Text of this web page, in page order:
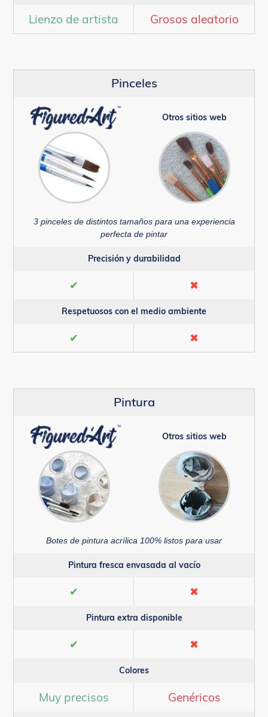
Lienzo de artista Grosos aleatorio
Pinceles
Otros sitios web
3 pinceles de distintos tamaños para una experiencia
perfecta de pintar
Precisión y durabilidad
✔ ✖
Respetuosos con el medio ambiente
✔ ✖
Pintura
Otros sitios web
Botes de pintura acrílica 100% listos para usar
Pintura fresca envasada al vacío
✔ ✖
Pintura extra disponible
✔ ✖
Colores
Muy precisos Genéricos